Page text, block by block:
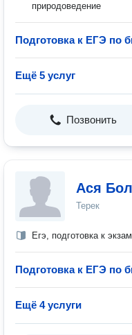
природоведение
Подготовка к ЕГЭ по
Ещё 5 услуг
Позвонить
Ася
Терек
Егэ, подготовка к
Подготовка к ЕГЭ по
Ещё 4 услуги